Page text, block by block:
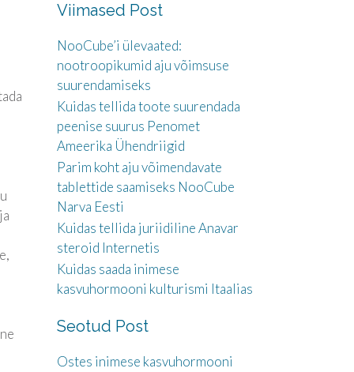
Viimased Post
NooCube’i ülevaated:
nootroopikumid aju võimsuse
suurendamiseks
Kuidas tellida toote suurendada
peenise suurus Penomet
Ameerika Ühendriigid
Parim koht aju võimendavate
tablettide saamiseks NooCube
Narva Eesti
Kuidas tellida juriidiline Anavar
steroid Internetis
Kuidas saada inimese
kasvuhormooni kulturismi Itaalias
Seotud Post
Ostes inimese kasvuhormooni